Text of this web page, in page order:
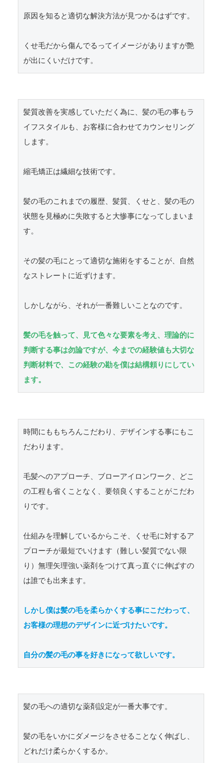
原因を知ると適切な解決方法が見つかるはずです。
くせ毛だから傷んでるってイメージがありますが艶
が出にくいだけです。
髪質改善を実感していただく為に、髪の毛の事もラ
イフスタイルも、お客様に合わせてカウンセリング
します。
縮毛矯正は繊細な技術です。
髪の毛のこれまでの履歴、髪質、くせと、髪の毛の
状態を見極めに失敗すると大惨事になってしまいま
す。
その髪の毛にとって適切な施術をすることが、自然
なストレートに近ずけます。
しかしながら、それが一番難しいことなのです。
髪の毛を触って、見て色々な要素を考え、理論的に
判断する事は勿論ですが、今までの経験値も大切な
判断材料で、この経験の勘を僕は結構頼りにしてい
ます。
時間にももちろんこだわり、デザインする事にもこ
だわります。
毛髪へのアプローチ、ブローアイロンワーク、どこ
の工程も省くことなく、要領良くすることがこだわ
りです。
仕組みを理解しているからこそ、くせ毛に対するア
プローチが最短でいけます（難しい髪質でない限
り）無理矢理強い薬剤をつけて真っ直ぐに伸ばすの
は誰でも出来ます。
しかし僕は髪の毛を柔らかくする事にこだわって、
お客様の理想のデザインに近づけたいです。
自分の髪の毛の事を好きになって欲しいです。
髪の毛への適切な薬剤設定が一番大事です。
髪の毛をいかにダメージをさせることなく伸ばし、
どれだけ柔らかくするか。